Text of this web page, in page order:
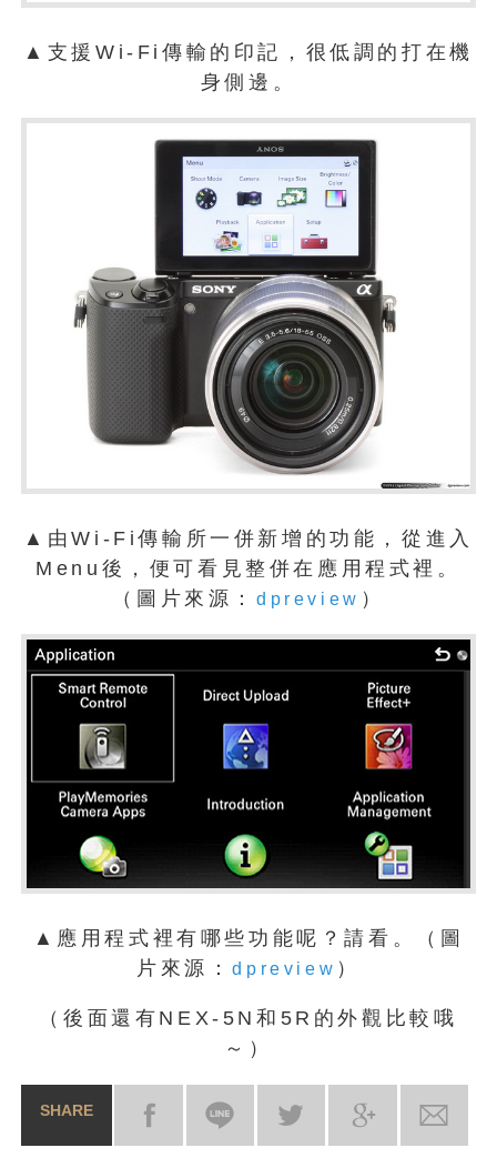
▲支援Wi-Fi傳輸的印記，很低調的打在機
身側邊。
▲由Wi-Fi傳輸所一併新增的功能，從進入
Menu後，便可看見整併在應用程式裡。
（圖片來源：dpreview ）
▲應用程式裡有哪些功能呢？請看。（圖
片來源：dpreview ）
（後面還有NEX-5N和5R的外觀比較哦
～）
SHARE